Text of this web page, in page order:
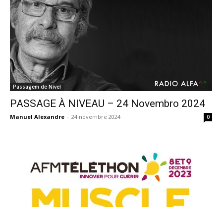
Passagem de Nível
PASSAGE À NIVEAU – 24 Novembro 2024
Manuel Alexandre - 24 novembre 2024 0